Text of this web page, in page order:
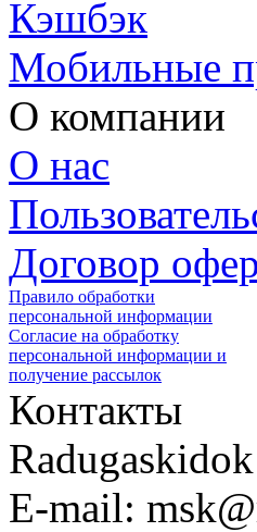
Кэшбэк
Мобильные
О компании
О нас
Договор
Правило обработки
персональной информации
Согласие на обработку
персональной информации и
получение рассылок
Контакты
Radugaskidok
E-mail: